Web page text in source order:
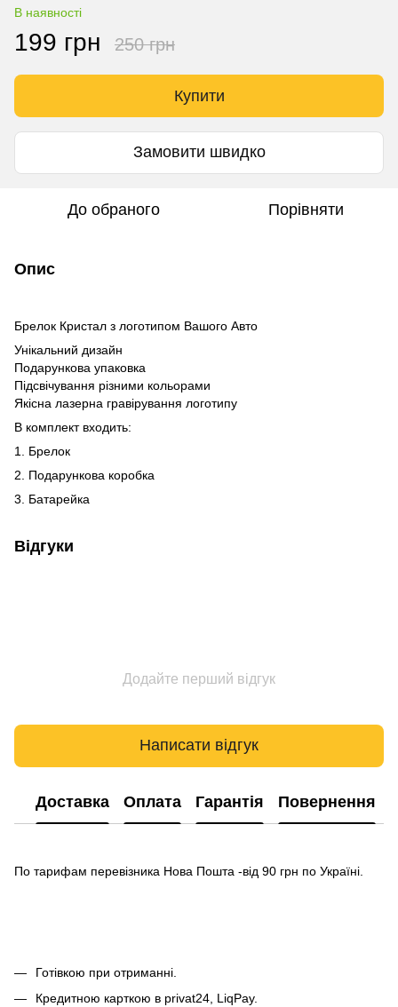
В наявності
199 грн 250 грн
Купити
Замовити швидко
До обраного Порівняти
Опис
Брелок Кристал з логотипом Вашого Авто
Унікальний дизайн
Подарункова упаковка
Підсвічування різними кольорами
Якісна лазерна гравірування логотипу
В комплект входить:
1. Брелок
2. Подарункова коробка
3. Батарейка
Відгуки
Додайте перший відгук
Написати відгук
Доставка Оплата Гарантія Повернення
По тарифам перевізника Нова Пошта -від 90 грн по Україні.
Готівкою при отриманні.
Кредитною карткою в privat24, LiqPay.